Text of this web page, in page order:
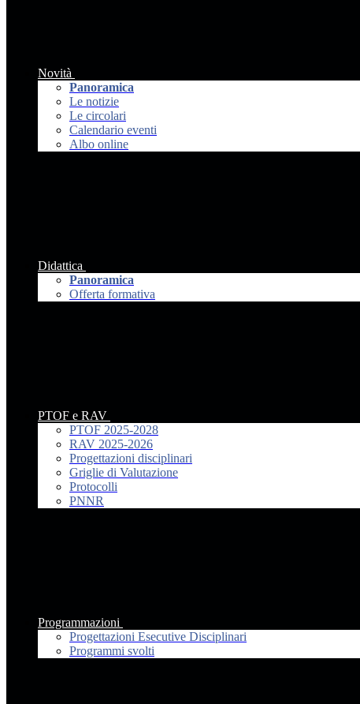
Novità
Panoramica
Le notizie
Le circolari
Calendario eventi
Albo online
Didattica
Panoramica
Offerta formativa
PTOF e RAV
PTOF 2025-2028
RAV 2025-2026
Progettazioni disciplinari
Griglie di Valutazione
Protocolli
PNNR
Programmazioni
Progettazioni Esecutive Disciplinari
Programmi svolti